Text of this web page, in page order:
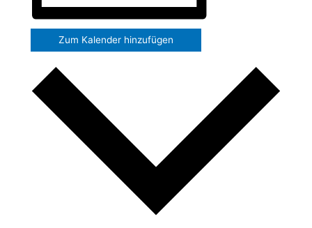
Zum Kalender hinzufügen